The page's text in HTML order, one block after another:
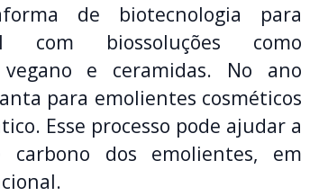
de biotecnologia para
com biossoluções como
vegano e ceramidas. No ano
para emolientes cosméticos
Esse processo pode ajudar a
dos emolientes, em